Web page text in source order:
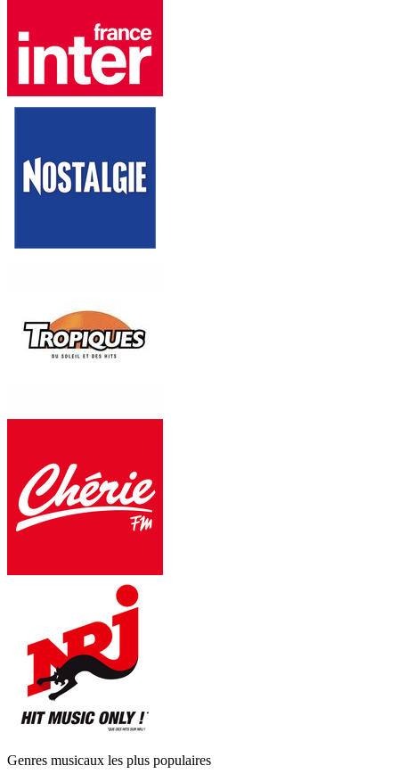
Genres musicaux les plus populaires